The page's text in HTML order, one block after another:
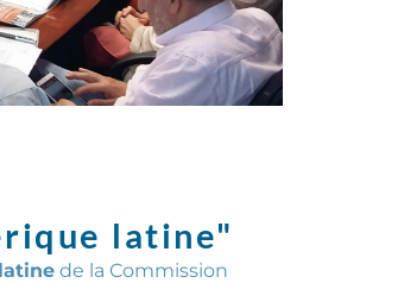
latine"
de la Commission